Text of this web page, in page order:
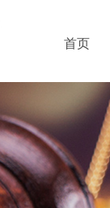
首页